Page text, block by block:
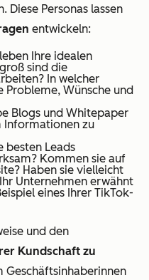
Diese Personas lassen
entwickeln:
Ihre idealen
sind die
In welcher
Probleme, Wünsche und
Blogs und Whitepaper
Informationen zu
besten Leads
Kommen sie auf
Haben sie vielleicht
Unternehmen erwähnt
eines Ihrer TikTok-
und den
Kundschaft zu
Geschäftsinhaberinnen